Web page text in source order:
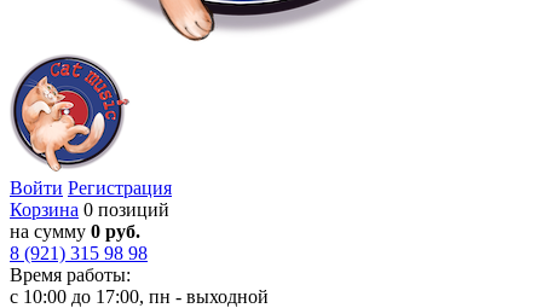
Войти Регистрация
Корзина 0 позиций
на сумму 0 руб.
8 (921) 315 98 98
Время работы:
с 10:00 до 17:00, пн - выходной